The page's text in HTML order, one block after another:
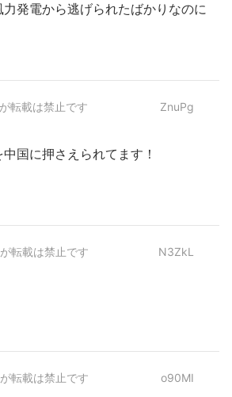
発電から逃げられたばかりなのに
転載は禁止です ZnuPg
国に押さえられてます！
転載は禁止です N3ZkL
転載は禁止です o90MI